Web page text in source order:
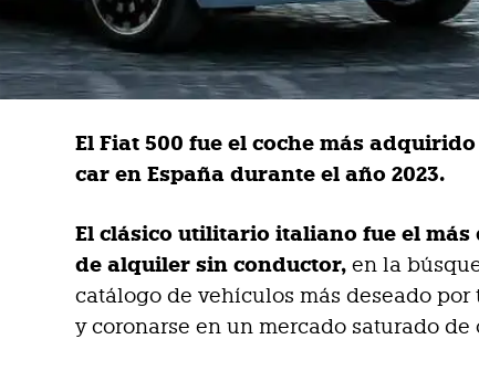
El Fiat 500 fue el coche más
car en España durante el año 2023.
El clásico utilitario italiano fue el más
de alquiler sin conductor, en la
catálogo de vehículos más deseado por
y coronarse en un mercado saturado